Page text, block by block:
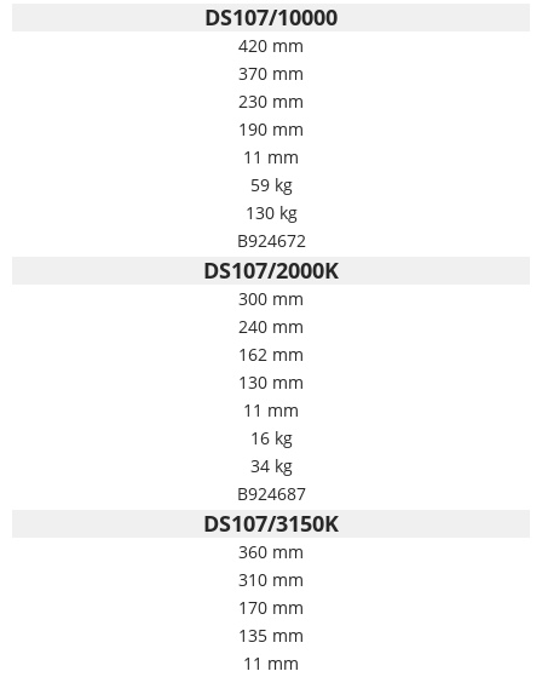
DS107/10000
420 mm
370 mm
230 mm
190 mm
11 mm
59 kg
130 kg
B924672
DS107/2000K
300 mm
240 mm
162 mm
130 mm
11 mm
16 kg
34 kg
B924687
DS107/3150K
360 mm
310 mm
170 mm
135 mm
11 mm